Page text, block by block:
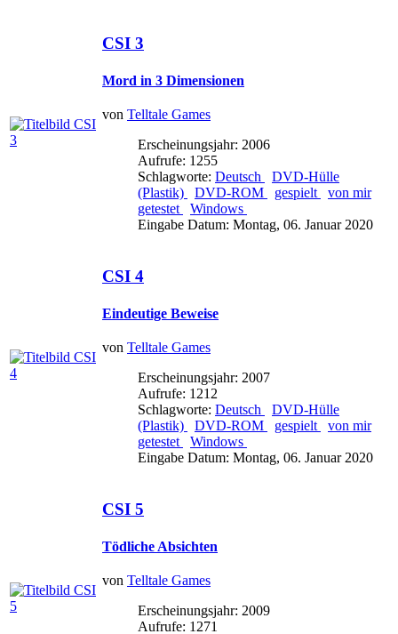
CSI 3
Mord in 3 Dimensionen
von Telltale Games
Erscheinungsjahr: 2006
Aufrufe: 1255
Schlagworte: Deutsch
DVD-Hülle
(Plastik)
DVD-ROM gespielt
von mir
getestet
Windows
Eingabe Datum: Montag, 06. Januar 2020
CSI 4
Eindeutige Beweise
von Telltale Games
Erscheinungsjahr: 2007
Aufrufe: 1212
Schlagworte: Deutsch
DVD-Hülle
(Plastik)
DVD-ROM gespielt
von mir
getestet
Windows
Eingabe Datum: Montag, 06. Januar 2020
CSI 5
Tödliche Absichten
von Telltale Games
Erscheinungsjahr: 2009
Aufrufe: 1271